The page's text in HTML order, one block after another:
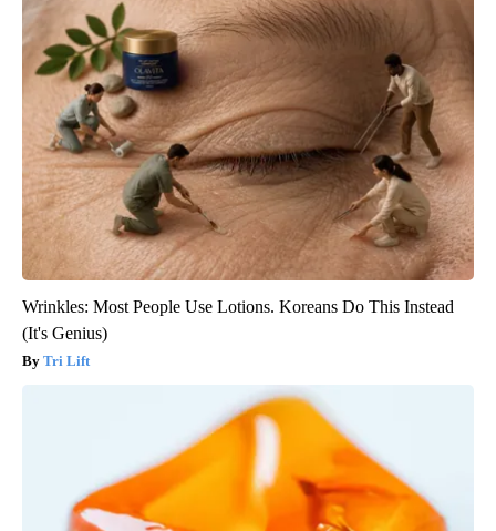
Wrinkles: Most People Use Lotions. Koreans Do This Instead
(It's Genius)
Tri Lift